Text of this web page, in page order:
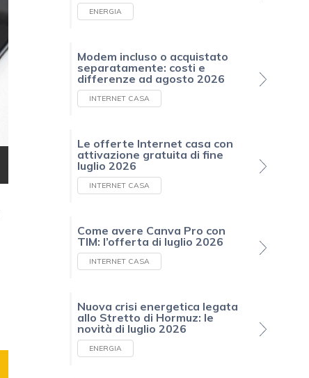
ENERGIA
Modem incluso o acquistato
separatamente: costi e
differenze ad agosto 2026
INTERNET CASA
Le offerte Internet casa con
attivazione gratuita di fine
luglio 2026
INTERNET CASA
Come avere Canva Pro con
TIM: l’offerta di luglio 2026
INTERNET CASA
Nuova crisi energetica legata
allo Stretto di Hormuz: le
novità di luglio 2026
ENERGIA